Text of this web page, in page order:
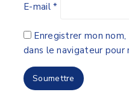
E-mail*
Enregistrer mon
dans le navigateur pour